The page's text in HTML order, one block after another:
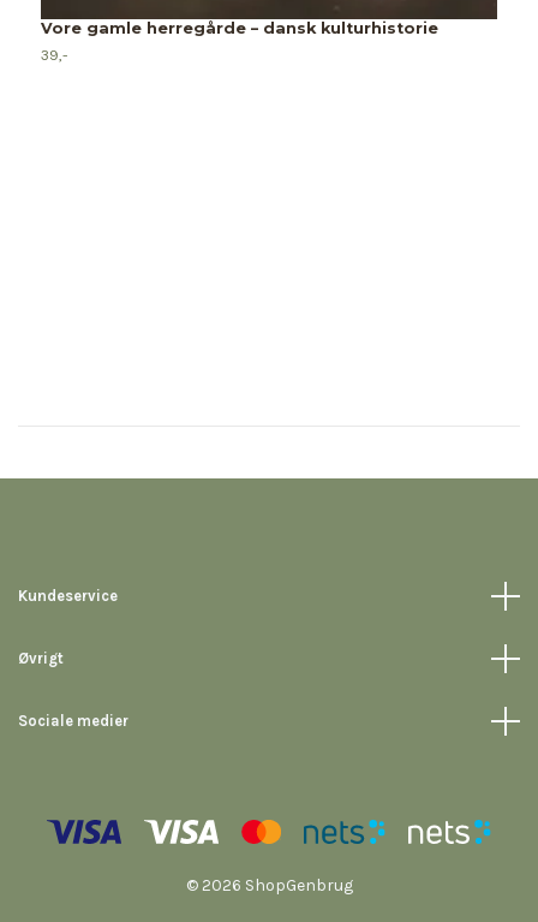
Vore gamle herregårde – dansk kulturhistorie
39,-
Kundeservice
Øvrigt
Sociale medier
© 2026 ShopGenbrug